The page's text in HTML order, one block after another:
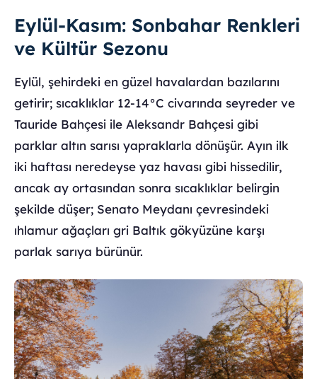
Eylül-Kasım: Sonbahar Renkleri
ve Kültür Sezonu
Eylül, şehirdeki en güzel havalardan bazılarını
getirir; sıcaklıklar 12-14°C civarında seyreder ve
Tauride Bahçesi ile Aleksandr Bahçesi gibi
parklar altın sarısı yapraklarla dönüşür. Ayın ilk
iki haftası neredeyse yaz havası gibi hissedilir,
ancak ay ortasından sonra sıcaklıklar belirgin
şekilde düşer; Senato Meydanı çevresindeki
ıhlamur ağaçları gri Baltık gökyüzüne karşı
parlak sarıya bürünür.